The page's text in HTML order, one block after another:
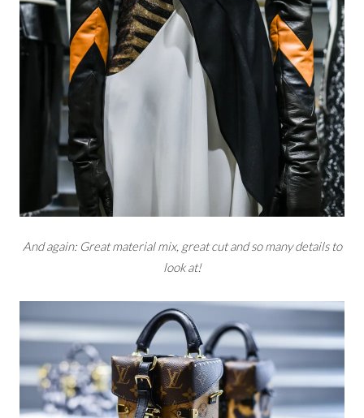
And again: Great material mix, great cut and so many details to
look at!